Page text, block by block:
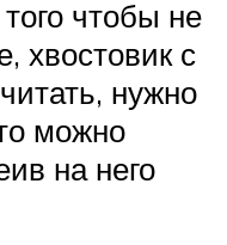
чтобы не
хвостовик с
нужно
можно
на него